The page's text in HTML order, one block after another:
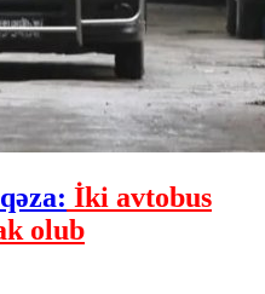
İki avtobus
olub